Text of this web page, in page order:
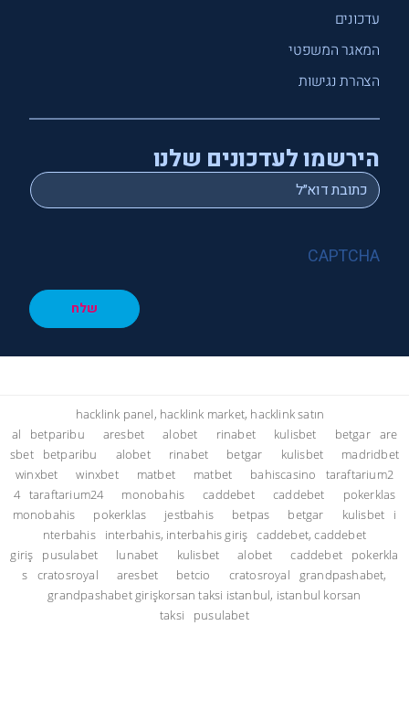
עדכונים
המאגר המשפטי
הצהרת נגישות
הירשמו לעדכונים שלנו
Email
*
CAPTCHA
שלח
hacklink panel, hacklink market, hacklink satın
al
betparibu aresbet alobet rinabet kulisbet betgar
are
sbet
betparibu alobet rinabet betgar kulisbet
madridbet
winxbet
winxbet matbet matbet bahiscasino
taraftarium2
4 taraftarium24 monobahis caddebet caddebet
pokerklas
monobahis
pokerklas jestbahis betpas betgar kulisbet
i
nterbahis
interbahis, interbahis giriş
caddebet, caddebet
giriş
pusulabet lunabet kulisbet alobet caddebet
pokerkla
s
cratosroyal aresbet betcio cratosroyal
grandpashabet,
grandpashabet girişkorsan taksi istanbul, istanbul korsan
taksi
pusulabet